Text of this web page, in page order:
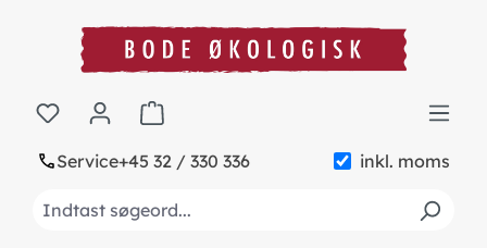
content
Service+45 32 / 330 336 inkl. moms
Shopping cart contains 0 items. The cart